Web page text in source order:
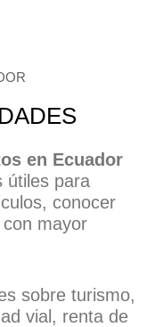
en Ecuador
útiles para
conocer
mayor
sobre turismo,
vial, renta de